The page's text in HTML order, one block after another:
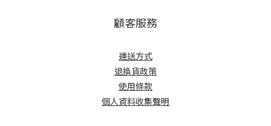
顧客服務
運送方式
退換貨政策
使用條款
個人資料收集聲明